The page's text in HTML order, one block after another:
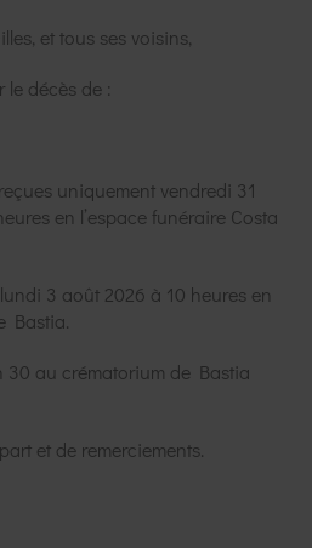
et tous ses voisins,
décès de :
uniquement vendredi 31
en l’espace funéraire Costa
3 août 2026 à 10 heures en
Bastia.
30 au crématorium de Bastia
et de remerciements.